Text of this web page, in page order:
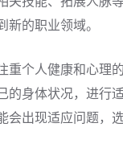
的职业领域。
重个人健康和心理
的身体状况，进行
会出现适应问题，